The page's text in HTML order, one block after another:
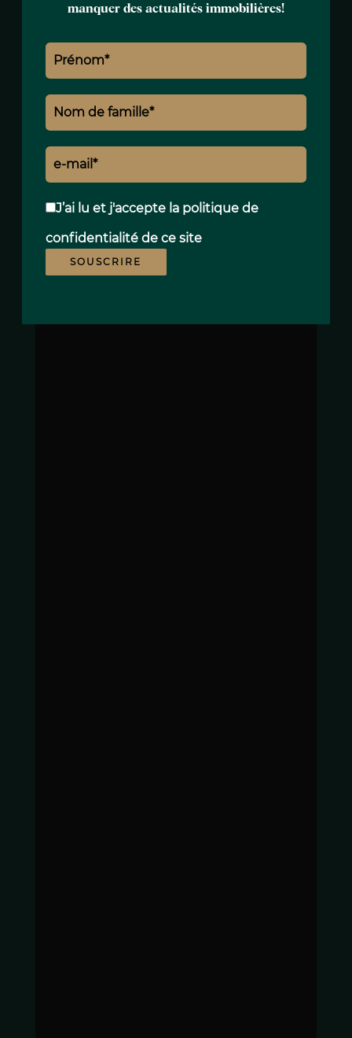
manquer des actualités immobilières!
J’ai lu et j'accepte la politique de
confidentialitéde ce site
SOUSCRIRE
RÉSIDENCE OU UN PROJET LOCATIF HAUT
Grâce à la qualité de sa rénovation, à son
emplacement stratégique, cette propriété
représente une opportunité rare aussi bien
pour une résidence privée de prestige que
pour un investissement locatif haut de
recherchées du sud de l’Italie.